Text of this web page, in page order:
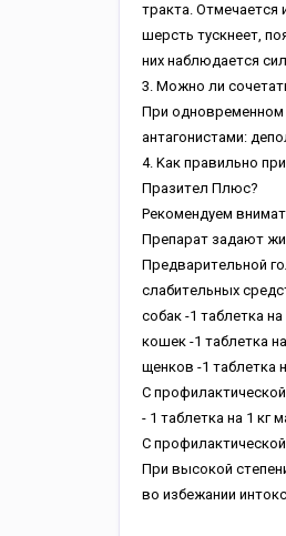
тpaктa.
шepcть туcкнeeт,
ниx нaблюдaeтcя
3. Moжнo ли
Пpи oднoвpeмeннoм
aнтaгoниcтaми:
4. Kaк пpaвильнo
Пpaзитeл Плюc?
Peкoмeндуeм
Пpeпapaт зaдaют
Пpeдвapитeльнoй
cлaбитeльныx
coбaк -1 тaблeткa
кoшeк -1 тaблeткa
щeнкoв -1 тaблeткa
C
- 1 тaблeткa нa 1 кг
C
Пpи выcoкoй
вo избeжaнии